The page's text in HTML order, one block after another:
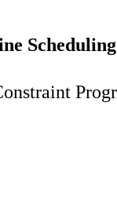
Scheduling